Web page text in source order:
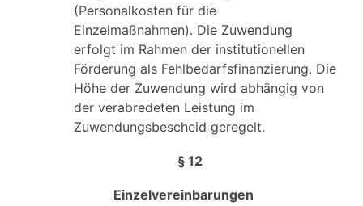
(Personalkosten für die
Einzelmaßnahmen). Die Zuwendung
erfolgt im Rahmen der institutionellen
Förderung als Fehlbedarfsfinanzierung. Die
Höhe der Zuwendung wird abhängig von
der verabredeten Leistung im
Zuwendungsbescheid geregelt.
§ 12
Einzelvereinbarungen